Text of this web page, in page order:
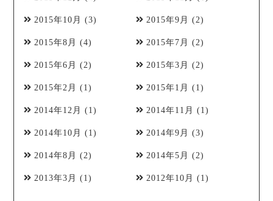
2015年10月 (3) 2015年9月 (2)
2015年8月 (4) 2015年7月 (2)
2015年6月 (2) 2015年3月 (2)
2015年2月 (1) 2015年1月 (1)
2014年12月 (1) 2014年11月 (1)
2014年10月 (1) 2014年9月 (3)
2014年8月 (2) 2014年5月 (2)
2013年3月 (1) 2012年10月 (1)